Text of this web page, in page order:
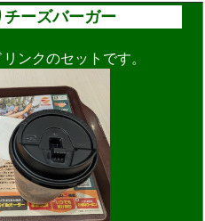
チーズバーガー
ンクのセットです。